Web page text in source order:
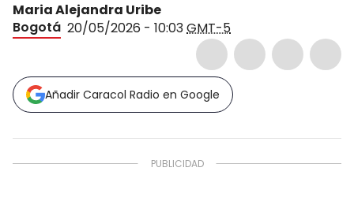
Maria Alejandra Uribe
Bogotá 20/05/2026 - 10:03GMT-5
Añadir Caracol Radio en Google